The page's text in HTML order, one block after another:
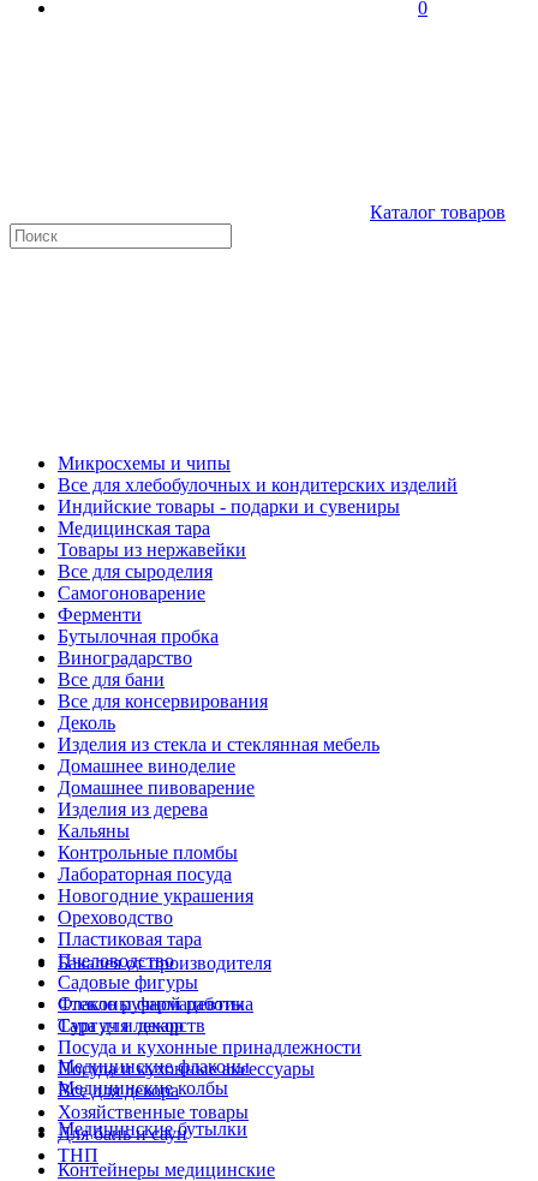
0
Каталог товаров
Микросхемы и чипы
Все для хлебобулочных и кондитерских изделий
Индийские товары - подарки и сувениры
Медицинская тара
Товары из нержавейки
Все для сыроделия
Самогоноварение
Ферменти
Бутылочная пробка
Виноградарство
Все для бани
Все для консервирования
Деколь
Изделия из стекла и стеклянная мебель
Домашнее виноделие
Домашнее пивоварение
Изделия из дерева
Кальяны
Контрольные пломбы
Лабораторная посуда
Новогодние украшения
Ореховодство
Пластиковая тара
Пчеловодство
Садовые фигуры
Стекло ручной работы
Сургуч и декор
Посуда и кухонные принадлежности
Посуда и кухонные аксессуары
Все для декора
Хозяйственные товары
Для бань и саун
ТНП
Бакалея от производителя
Флаконы фармацевтика
Тара для лекарств
Медицинские флаконы
Медицинские колбы
Медицинские бутылки
Контейнеры медицинские